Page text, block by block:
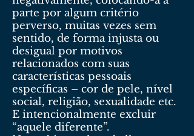
parte por algum critério
perverso, muitas vezes sem
sentido, de forma injusta ou
desigual por motivos
relacionados com suas
características pessoais
específicas – cor de pele, nível
social, religião, sexualidade etc.
E intencionalmente excluir
“aquele diferente”.